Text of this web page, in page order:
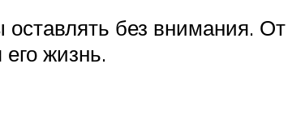
без внимания. От
жизнь.